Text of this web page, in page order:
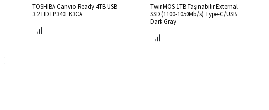
TOSHIBA Canvio Ready 4TB USB
3.2 HDTP340EK3CA
TwinMOS 1TB Taşınabilir External
SSD (1100-1050Mb/s) Type-C/USB
Dark Gray